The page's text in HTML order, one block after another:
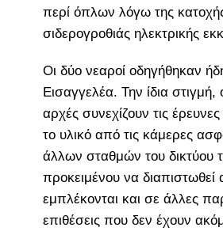
περί όπλων λόγω της
σιδερογροθιάς ηλεκτρικής
Οι δύο νεαροί οδηγήθηκαν
Εισαγγελέα. Την ίδια στιγμή,
αρχές συνεχίζουν τις έρευνες
το υλικό από τις κάμερες
άλλων σταθμών του δικτύου
προκειμένου να διαπιστωθεί
εμπλέκονται και σε άλλες
επιθέσεις που δεν έχουν